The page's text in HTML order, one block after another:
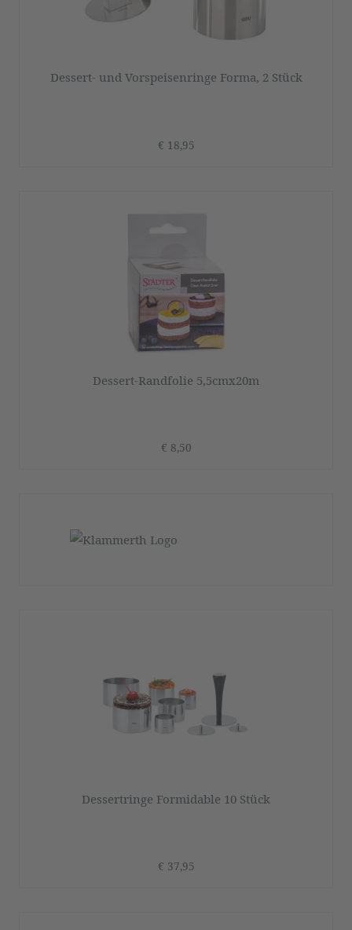
Dessert- und Vorspeisenringe Forma, 2 Stück
€ 18,95
Dessert-Randfolie 5,5cmx20m
€ 8,50
Dessertringe Formidable 10 Stück
€ 37,95